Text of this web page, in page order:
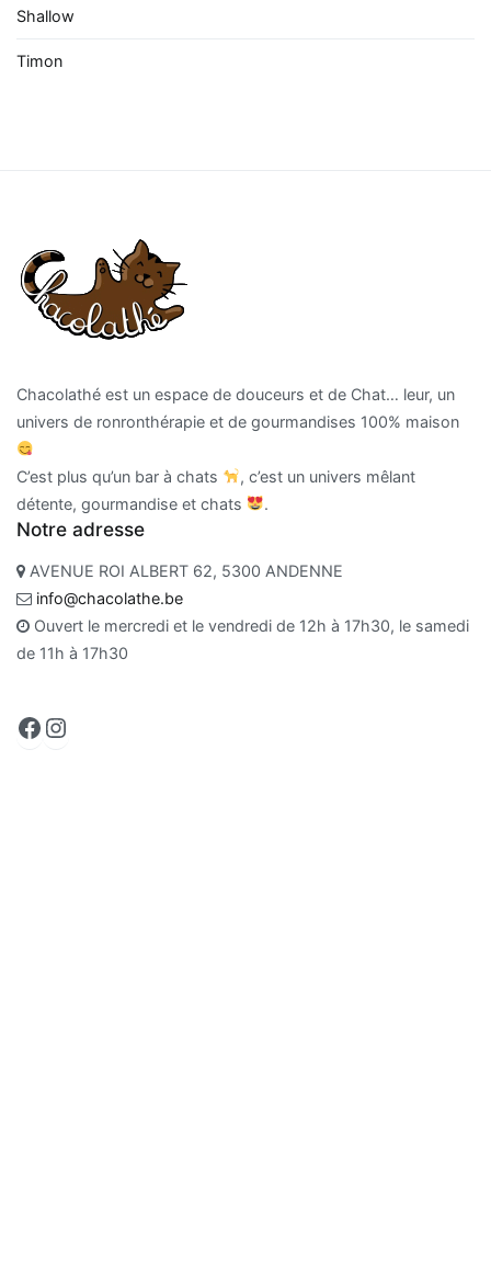
Shallow
Timon
Chacolathé est un espace de douceurs et de Chat… leur, un
univers de ronronthérapie et de gourmandises 100% maison
C’est plus qu’un bar à chats
, c’est un univers mêlant
détente, gourmandise et chats
.
Notre adresse
AVENUE ROI ALBERT 62, 5300 ANDENNE
info@chacolathe.be
Ouvert le mercredi et le vendredi de 12h à 17h30, le samedi
de 11h à 17h30
Facebook